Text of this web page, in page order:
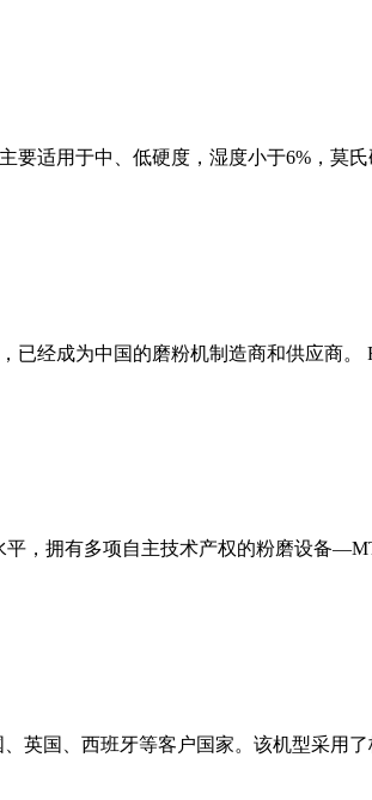
要适用于中、低硬度，湿度小于6%，莫
已经成为中国的磨粉机制造商和供应商
，拥有多项自主技术产权的粉磨设备
英国、西班牙等客户国家。该机型采用